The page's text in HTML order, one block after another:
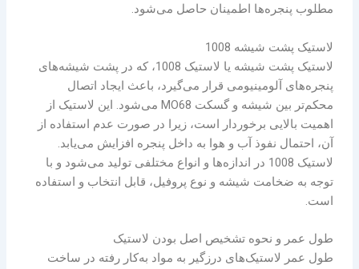
مطلوب پنجره‌ها اطمینان حاصل می‌شود.
لاستیک پشت شیشه 1008
لاستیک پشت شیشه یا لاستیک 1008، که در پشت شیشه‌های
پنجره‌های آلومینیومی قرار می‌گیرد، باعث ایجاد اتصال
محکم‌تر بین شیشه و گسکت MO68 می‌شود. این لاستیک از
اهمیت بالایی برخوردار است، زیرا در صورت عدم استفاده از
آن، احتمال نفوذ آب و هوا به داخل پنجره افزایش می‌یابد.
لاستیک 1008 در اندازه‌ها و انواع مختلفی تولید می‌شود و با
توجه به ضخامت شیشه و نوع پروفیل، قابل انتخاب و استفاده
است.
طول عمر و نحوه تشخیص اصل بودن لاستیک
طول عمر لاستیک‌های درزگیر به مواد به‌کار رفته در ساخت